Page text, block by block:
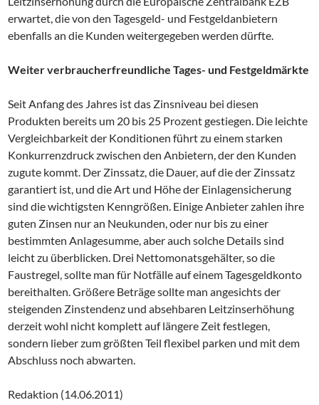
erwartet, die von den Tagesgeld- und Festgeldanbietern
ebenfalls an die Kunden weitergegeben werden dürfte.
Weiter verbraucherfreundliche Tages- und Festgeldmärkte
Seit Anfang des Jahres ist das Zinsniveau bei diesen
Produkten bereits um 20 bis 25 Prozent gestiegen. Die leichte
Vergleichbarkeit der Konditionen führt zu einem starken
Konkurrenzdruck zwischen den Anbietern, der den Kunden
zugute kommt. Der Zinssatz, die Dauer, auf die der Zinssatz
garantiert ist, und die Art und Höhe der Einlagensicherung
sind die wichtigsten Kenngrößen. Einige Anbieter zahlen ihre
guten Zinsen nur an Neukunden, oder nur bis zu einer
bestimmten Anlagesumme, aber auch solche Details sind
leicht zu überblicken. Drei Nettomonatsgehälter, so die
Faustregel, sollte man für Notfälle auf einem Tagesgeldkonto
bereithalten. Größere Beträge sollte man angesichts der
steigenden Zinstendenz und absehbaren Leitzinserhöhung
derzeit wohl nicht komplett auf längere Zeit festlegen,
sondern lieber zum größten Teil flexibel parken und mit dem
Abschluss noch abwarten.
Redaktion (14.06.2011)